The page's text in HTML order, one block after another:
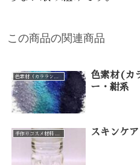
この商品の関連商品
色素材(カ
ー・紺系
スキンケ